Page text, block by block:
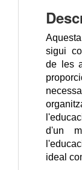
sigui
de les
d'un
ideal